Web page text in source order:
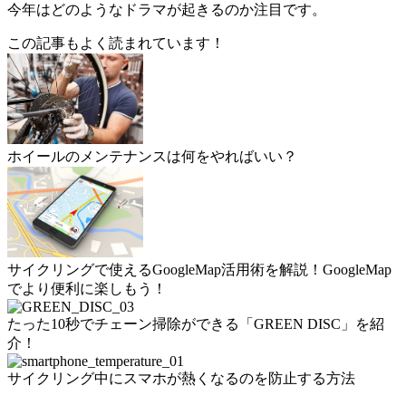
今年はどのようなドラマが起きるのか注目です。
この記事もよく読まれています！
ホイールのメンテナンスは何をやればいい？
サイクリングで使えるGoogleMap活用術を解説！GoogleMap
でより便利に楽しもう！
たった10秒でチェーン掃除ができる「GREEN DISC」を紹
介！
サイクリング中にスマホが熱くなるのを防止する方法